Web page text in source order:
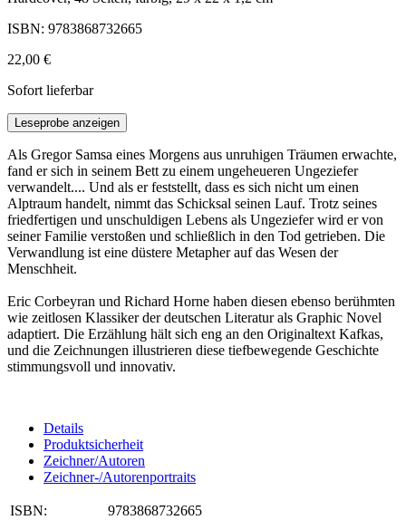
ISBN: 9783868732665
22,00 €
Sofort lieferbar
Leseprobe anzeigen
Als Gregor Samsa eines Morgens aus unruhigen Träumen erwachte,
fand er sich in seinem Bett zu einem ungeheueren Ungeziefer
verwandelt.... Und als er feststellt, dass es sich nicht um einen
Alptraum handelt, nimmt das Schicksal seinen Lauf. Trotz seines
friedfertigen und unschuldigen Lebens als Ungeziefer wird er von
seiner Familie verstoßen und schließlich in den Tod getrieben. Die
Verwandlung ist eine düstere Metapher auf das Wesen der
Menschheit.
Eric Corbeyran und Richard Horne haben diesen ebenso berühmten
wie zeitlosen Klassiker der deutschen Literatur als Graphic Novel
adaptiert. Die Erzählung hält sich eng an den Originaltext Kafkas,
und die Zeichnungen illustrieren diese tiefbewegende Geschichte
stimmungsvoll und innovativ.
Details
Produktsicherheit
Zeichner/Autoren
Zeichner-/Autorenportraits
ISBN:
9783868732665